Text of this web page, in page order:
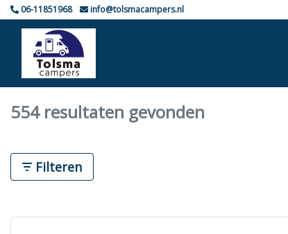
06-11851968 info@tolsmacampers.nl
554 resultaten gevonden
Filteren